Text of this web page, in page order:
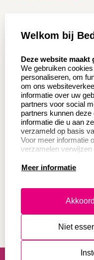
Wederverkoper
worden
Sale
Betaling &
Productinformatie:
Instructie voor
Aanleverspecificaties
Safety Sheets
algemene
Welkom bij
Deze website
We gebruiken
personaliseren, om
om ons
informatie over uw
partners voor social
partners kunnen
informatie die u aan
verzameld op basis
Voor meer informatie
verzamelen
Meer informatie
Niet